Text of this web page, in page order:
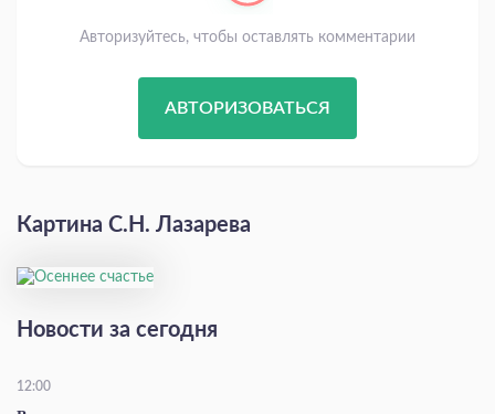
Авторизуйтесь, чтобы оставлять комментарии
АВТОРИЗОВАТЬСЯ
Картина С.Н. Лазарева
Новости за сегодня
12:00